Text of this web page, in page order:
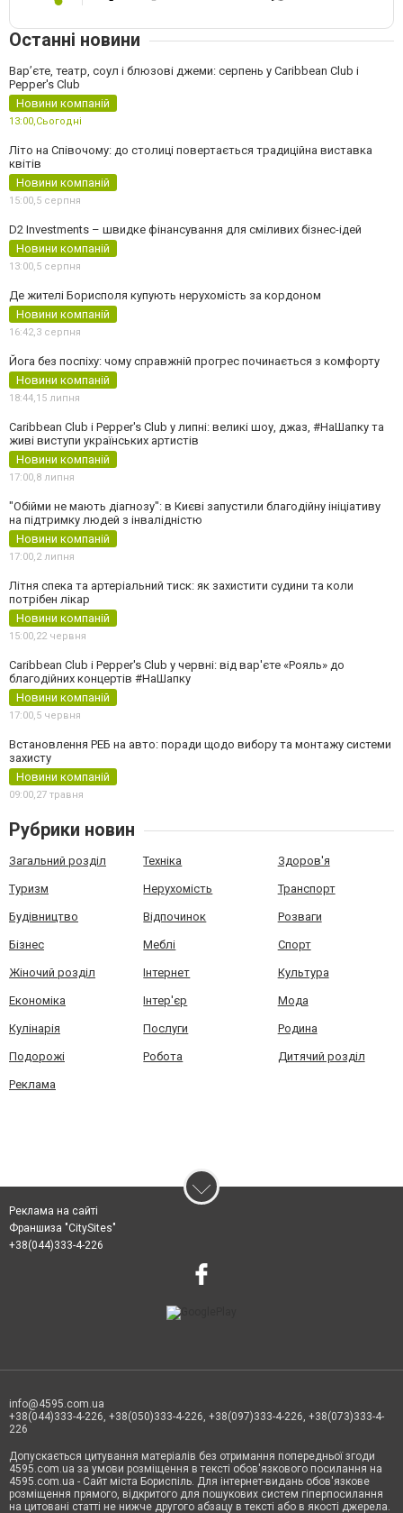
Останні новини
Вар’єте, театр, соул і блюзові джеми: серпень у Caribbean Club і
Pepper's Club
Новини компаній
13:00,Сьогодні
Літо на Співочому: до столиці повертається традиційна виставка
квітів
Новини компаній
15:00,5 серпня
D2 Investments – швидке фінансування для сміливих бізнес-ідей
Новини компаній
13:00,5 серпня
Де жителі Борисполя купують нерухомість за кордоном
Новини компаній
16:42,3 серпня
Йога без поспіху: чому справжній прогрес починається з комфорту
Новини компаній
18:44,15 липня
Caribbean Club і Pepper's Club у липні: великі шоу, джаз, #НаШапку та
живі виступи українських артистів
Новини компаній
17:00,8 липня
"Обійми не мають діагнозу": в Києві запустили благодійну ініціативу
на підтримку людей з інвалідністю
Новини компаній
17:00,2 липня
Літня спека та артеріальний тиск: як захистити судини та коли
потрібен лікар
Новини компаній
15:00,22 червня
Caribbean Club і Pepper's Club у червні: від вар'єте «Рояль» до
благодійних концертів #НаШапку
Новини компаній
17:00,5 червня
Встановлення РЕБ на авто: поради щодо вибору та монтажу системи
захисту
Новини компаній
09:00,27 травня
Рубрики новин
Загальний розділ Техніка Здоров'я
Туризм Нерухомість Транспорт
Будівництво Відпочинок Розваги
Бізнес Меблі Спорт
Жіночий розділ Інтернет Культура
Економіка Інтер'єр Мода
Кулінарія Послуги Родина
Подорожі Робота Дитячий розділ
Реклама
Реклама на сайті
Франшиза "CitySites"
+38(044)333-4-226
info@4595.com.ua
+38(044)333-4-226, +38(050)333-4-226, +38(097)333-4-226, +38(073)333-4-
226
Допускається цитування матеріалів без отримання попередньої згоди
4595.com.ua за умови розміщення в тексті обов'язкового посилання на
4595.com.ua - Сайт міста Бориспіль. Для інтернет-видань обов'язкове
розміщення прямого, відкритого для пошукових систем гіперпосилання
на цитовані статті не нижче другого абзацу в тексті або в якості джерела.